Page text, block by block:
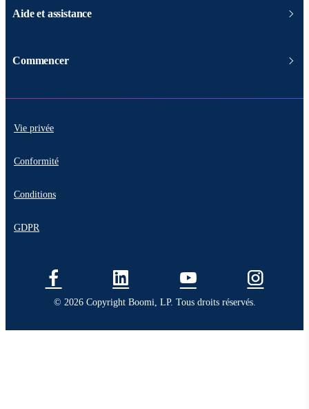
Aide et assistance
Commencer
Vie privée
Conformité
Conditions
GDPR
© 2026 Copyright Boomi, LP. Tous droits réservés.